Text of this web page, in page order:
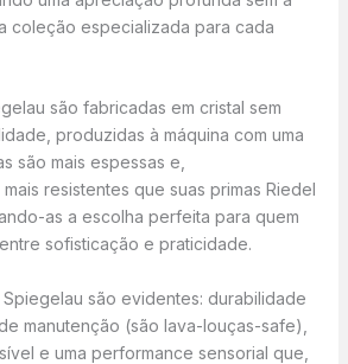
coleção especializada para cada
são fabricadas em cristal sem
produzidas à máquina com uma
são mais espessas e,
resistentes que suas primas Riedel
as a escolha perfeita para quem
sofisticação e praticidade.
são evidentes: durabilidade
manutenção (são lava-louças-safe),
e uma performance sensorial que,